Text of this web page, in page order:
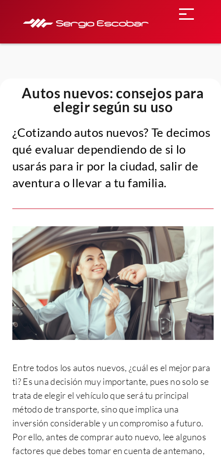
Autos nuevos: consejos para
elegir según su uso
¿Cotizando autos nuevos? Te decimos
qué evaluar dependiendo de si lo
usarás para ir por la ciudad, salir de
aventura o llevar a tu familia.
Entre todos los autos nuevos, ¿cuál es el mejor para
ti? Es una decisión muy importante, pues no solo se
trata de elegir el vehículo que será tu principal
método de transporte, sino que implica una
inversión considerable y un compromiso a futuro.
Por ello, antes decomprar auto nuevo, lee algunos
factores que debes tomar en cuenta de antemano,